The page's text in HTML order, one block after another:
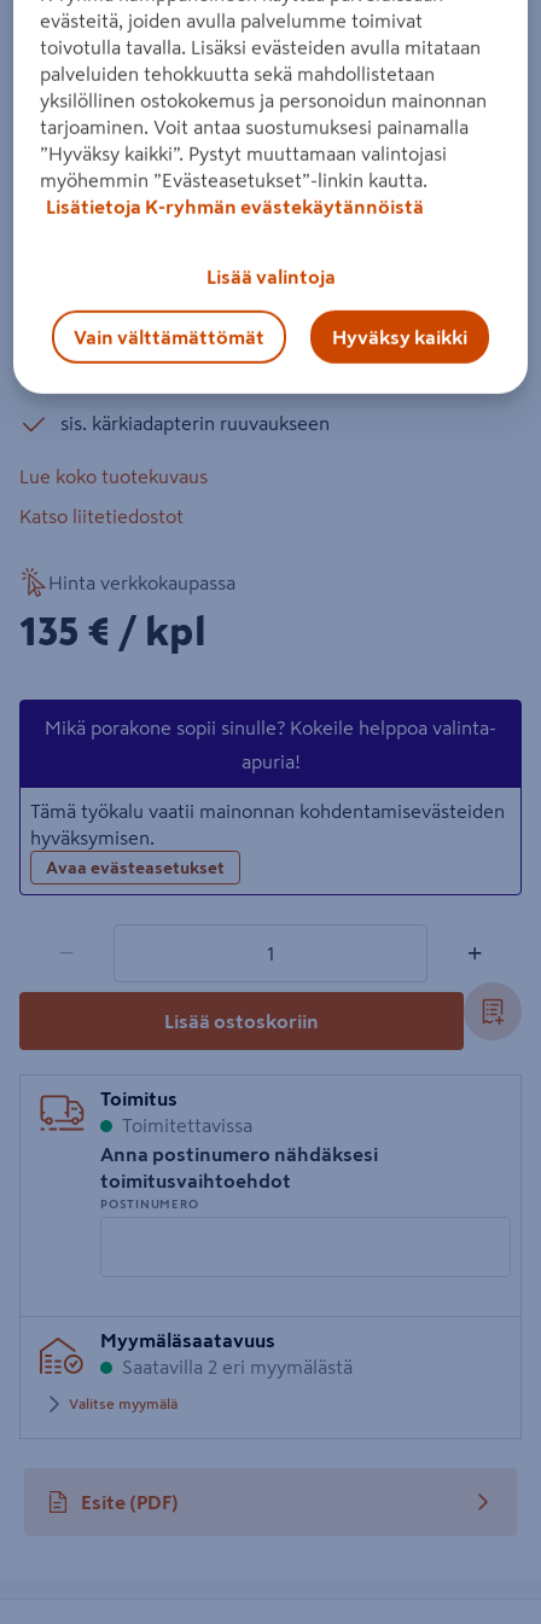
X-Change TP-CW 18 Li Brushless-Solo
Tuotenumero :502566537 EAN-koodi:4006825616323
PXC Professional -sarjan pieni ja ergonominen
mutterinväännin irrottaa pultit hiiliharjattoman
moottorin ja 215 Nm:n väännön avulla vaivatta.
Led-valo. Mukana kärkiadapteri ruuvaukseen.
vääntö maks. 215 Nm
sis. kärkiadapterin ruuvaukseen
Lue koko tuotekuvaus
Katso liitetiedostot
Hinta verkkokaupassa
135€/kpl
135 € / kpl
Mikä porakone sopii sinulle? Kokeile helppoa valinta-
apuria!
Tämä työkalu vaatii mainonnan kohdentamisevästeiden
hyväksymisen.
Avaa evästeasetukset
− +
Lisää ostoskoriin
Toimitus
Toimitettavissa
Anna postinumero nähdäksesi
toimitusvaihtoehdot
POSTINUMERO
postinumero
Myymäläsaatavuus
Saatavilla 2 eri myymälästä
Valitse myymälä
Esite (PDF)
avautuu uuteen välilehteen
evästeitä, joiden avulla palvelumme toimivat
toivotulla tavalla. Lisäksi evästeiden avulla mitataan
palveluiden tehokkuutta sekä mahdollistetaan
yksilöllinen ostokokemus ja personoidun mainonnan
tarjoaminen. Voit antaa suostumuksesi painamalla
”Hyväksy kaikki”. Pystyt muuttamaan valintojasi
myöhemmin ”Evästeasetukset”-linkin kautta.
Lisätietoja K-ryhmän evästekäytännöistä
Lisää valintoja
Vain välttämättömät Hyväksy kaikki